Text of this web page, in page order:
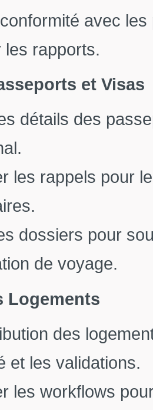
avec
les rapports.
et Visas
détails des
les rappels pour
dossiers pour
de voyage.
Logements
des
et les validations.
les workflows